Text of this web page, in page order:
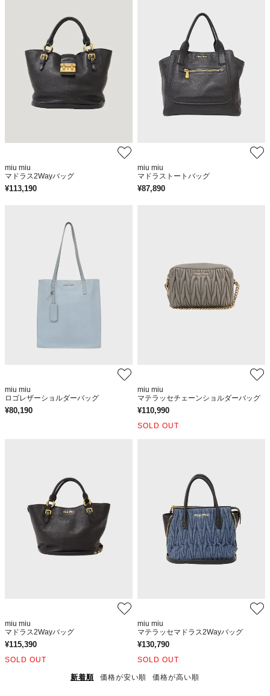
miu miu
マドラス2Wayバッグ
¥113,190
miu miu
マドラストートバッグ
¥87,890
miu miu
ロゴレザーショルダーバッグ
¥80,190
miu miu
マテラッセチェーンショルダーバッグ
¥110,990
SOLD OUT
miu miu
マドラス2Wayバッグ
¥115,390
SOLD OUT
miu miu
マテラッセマドラス2Wayバッグ
¥130,790
SOLD OUT
新着順 価格が安い順 価格が高い順